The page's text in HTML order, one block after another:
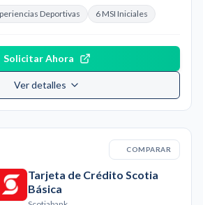
Deportivas 6 MSI Iniciales
Solicitar Ahora
Ver detalles
COMPARAR
Tarjeta de Crédito Scotia
Básica